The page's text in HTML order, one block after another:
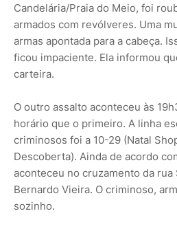
Candelária/Praia do Meio, foi
armados com revólveres. Uma
armas apontada para a cabeça.
ficou impaciente. Ela informou
carteira.
O outro assalto aconteceu às
horário que o primeiro. A linha
criminosos foi a 10-29 (Natal
Descoberta). Ainda de acordo
aconteceu no cruzamento da rua
Bernardo Vieira. O criminoso,
sozinho.